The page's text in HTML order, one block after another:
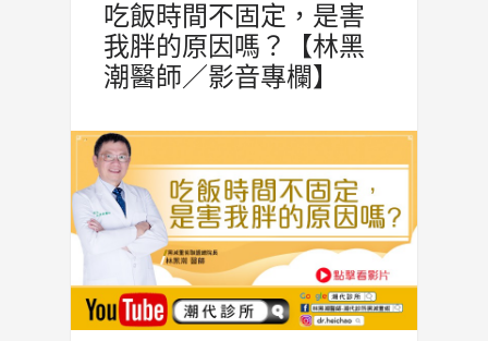
吃飯時間不固定，是害
我胖的原因嗎？【林黑
潮醫師／影音專欄】